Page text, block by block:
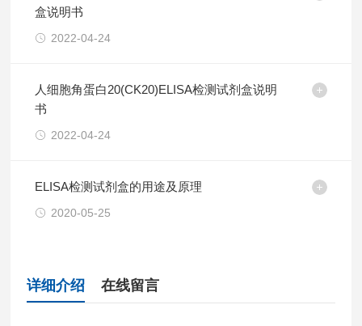
盒说明书
2022-04-24
人细胞角蛋白20(CK20)ELISA检测试剂盒说明
书
2022-04-24
ELISA检测试剂盒的用途及原理
2020-05-25
详细介绍 在线留言